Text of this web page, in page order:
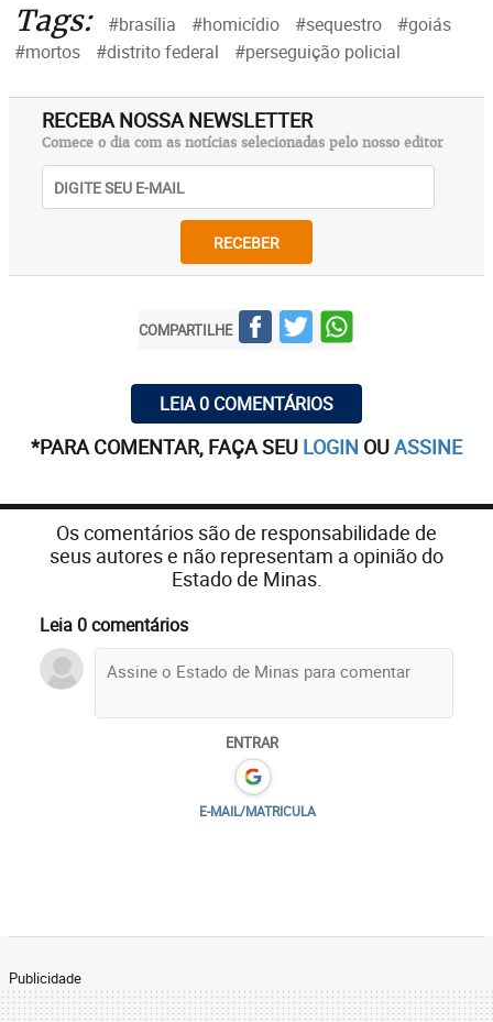
Tags: #brasília #homicídio #sequestro
#goiás
#mortos
#distrito federal #perseguição policial
RECEBA NOSSA NEWSLETTER
Comece o dia com as notícias selecionadas pelo nosso editor
RECEBER
COMPARTILHE
LEIA 0 COMENTÁRIOS
*PARA COMENTAR, FAÇA SEU LOGIN OUASSINE
Os comentários são de responsabilidade de
seus autores e não representam a opinião do
Estado de Minas.
Leia 0 comentários
ENTRAR
E-MAIL/MATRICULA
Publicidade